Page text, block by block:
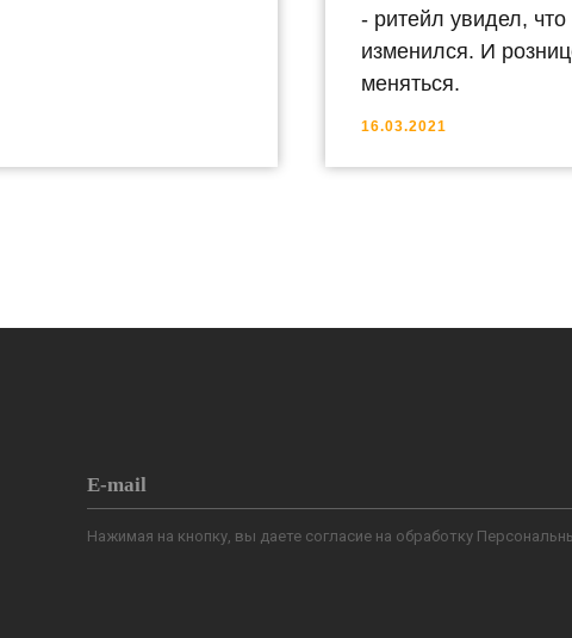
- ритейл увидел, что
изменился. И
меняться.
16.03.2021
Нажимая на кнопку, вы даете согласие на обработку